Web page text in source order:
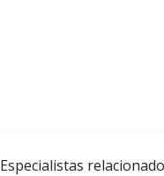
Especialistas